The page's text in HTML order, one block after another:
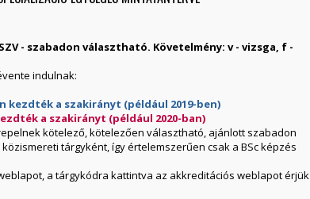
- szabadon választható. Követelmény: v - vizsga, f -
indulnak:
kezdték a szakirányt (például 2019-ben)
a szakirányt (például 2020-ban)
kötelező, kötelezően választható, ajánlott szabadon
tárgyként, így értelemszerűen csak a BSc képzés
a tárgykódra kattintva az akkreditációs weblapot érjük